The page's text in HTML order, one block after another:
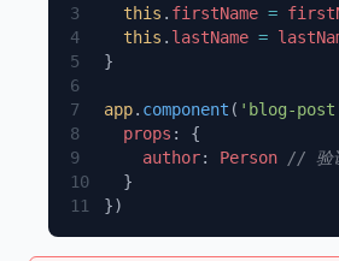
  this
. firstName =
  this
. lastName =
app. component ( 'blog-
  props
    author
: Person